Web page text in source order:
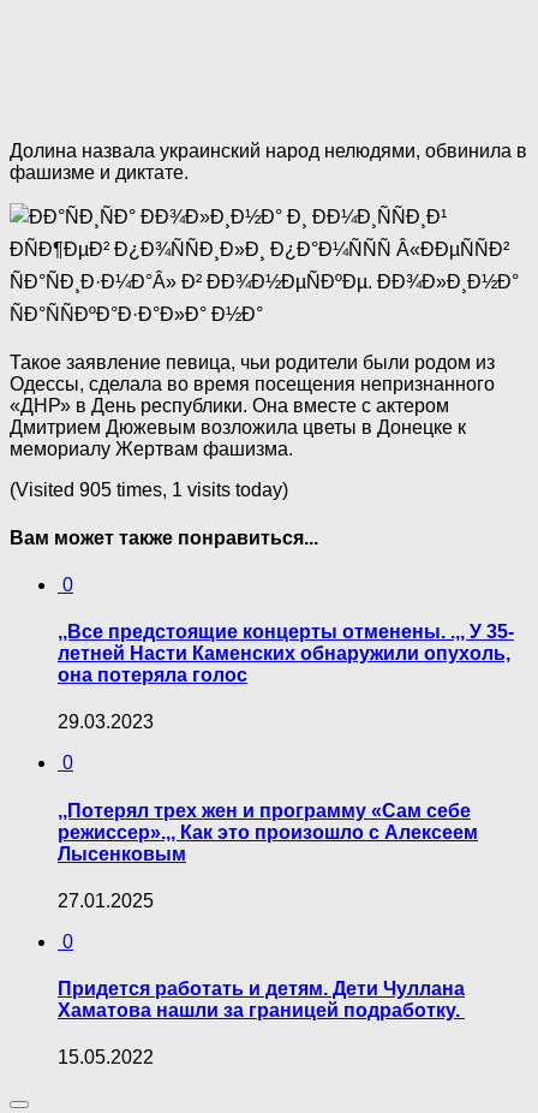
Долина назвала украинский народ нелюдями, обвинила в
фашизме и диктате.
Такое заявление певица, чьи родители были родом из
Одессы, сделала во время посещения непризнанного
«ДНР» в День республики. Она вместе с актером
Дмитрием Дюжевым возложила цветы в Донецке к
мемориалу Жертвам фашизма.
(Visited 905 times, 1 visits today)
Вам может также понравиться...
0
,,Все предстоящие концерты отменены. .,, У 35-
летней Насти Каменских обнаружили опухоль,
она потеряла голос
29.03.2023
0
,,Потерял трех жен и программу «Сам себе
режиссер».,, Как это произошло с Алексеем
Лысенковым
27.01.2025
0
Придется работать и детям. Дети Чуллана
Хаматова нашли за границей подработку.
15.05.2022